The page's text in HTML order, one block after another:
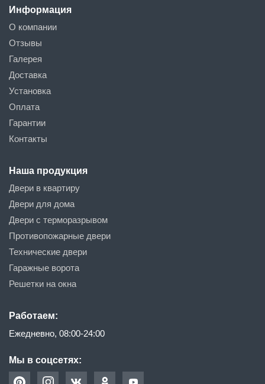
Информация
О компании
Отзывы
Галерея
Доставка
Установка
Оплата
Гарантии
Контакты
Наша продукция
Двери в квартиру
Двери для дома
Двери с терморазрывом
Противопожарные двери
Технические двери
Гаражные ворота
Решетки на окна
Работаем:
Ежедневно, 08:00-24:00
Мы в соцсетях: